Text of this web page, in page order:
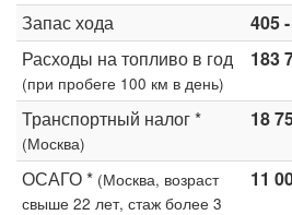
Запас хода 405
Расходы на топливо в год
(при пробеге 100 км в день)
183
Транспортный налог *
(Москва)
18
ОСАГО * (Москва, возраст
свыше 22 лет, стаж более 3
11